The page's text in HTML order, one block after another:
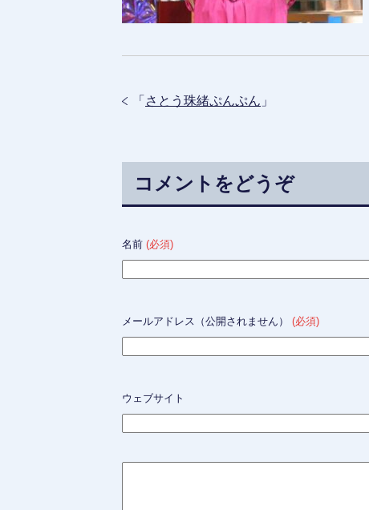
「 さとう珠緒ぷんぷん 」
コメントをどうぞ
名前 (必須)
メールアドレス（公開されません） (必須)
ウェブサイト